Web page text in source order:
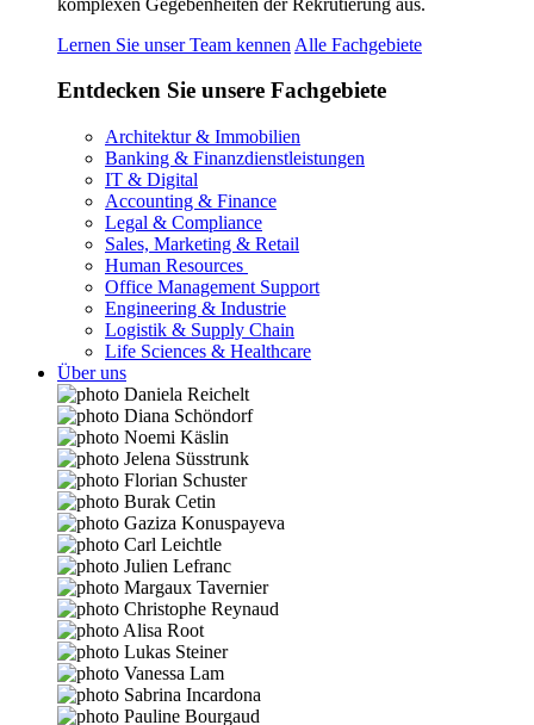
Lernen Sie unser Team kennen Alle Fachgebiete
Entdecken Sie unsere Fachgebiete
Architektur & Immobilien
Banking & Finanzdienstleistungen
IT & Digital
Accounting & Finance
Legal & Compliance
Sales, Marketing & Retail
Human Resources
Office Management Support
Engineering & Industrie
Logistik & Supply Chain
Life Sciences & Healthcare
Über uns